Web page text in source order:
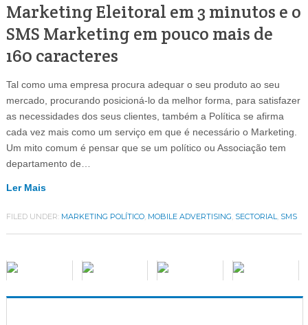
Marketing Eleitoral em 3 minutos e o
SMS Marketing em pouco mais de
160 caracteres
Tal como uma empresa procura adequar o seu produto ao seu
mercado, procurando posicioná-lo da melhor forma, para satisfazer
as necessidades dos seus clientes, também a Política se afirma
cada vez mais como um serviço em que é necessário o Marketing.
Um mito comum é pensar que se um político ou Associação tem
departamento de…
Ler Mais
FILED UNDER: MARKETING POLÍTICO, MOBILE ADVERTISING, SECTORIAL, SMS